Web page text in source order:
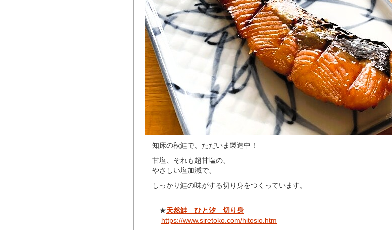
知床の秋鮭で、ただいま製造中！
甘塩、それも超甘塩の、
やさしい塩加減で、
しっかり鮭の味がする切り身をつくっています。
★天然鮭 ひと汐 切り身
https://www.siretoko.com/hitosio.htm